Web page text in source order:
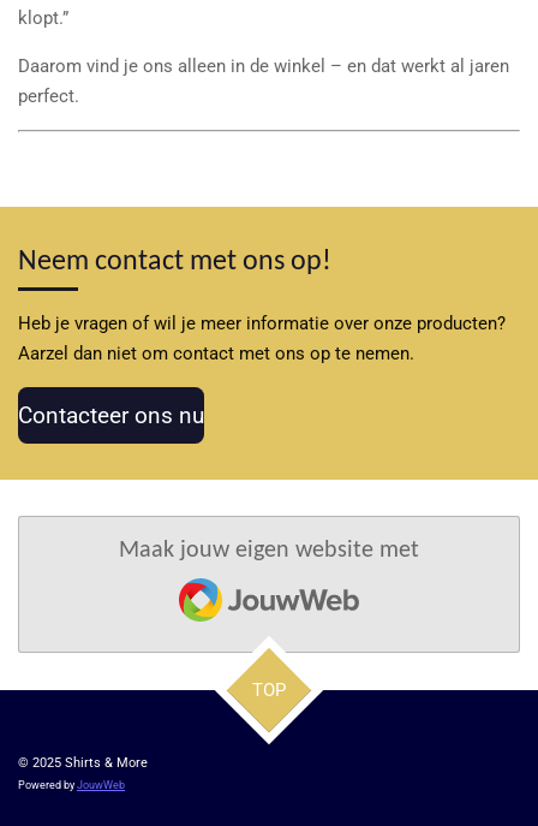
klopt.”
Daarom vind je ons alleen in de winkel – en dat werkt al jaren
perfect.
Neem contact met ons op!
Heb je vragen of wil je meer informatie over onze producten?
Aarzel dan niet om contact met ons op te nemen.
Contacteer ons nu
Maak jouw eigen website met
JouwWeb
TOP
© 2025 Shirts & More
Powered by JouwWeb